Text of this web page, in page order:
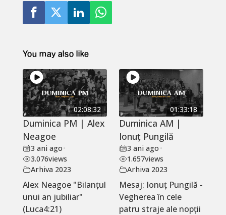
You may also like
02:08:32
Duminica PM | Alex
Neagoe
3 ani ago•
3.076views
Arhiva 2023
Alex Neagoe "Bilanțul
unui an jubiliar"
(Luca4:21)
01:33:18
Duminica AM |
Ionuț Pungilă
3 ani ago •
1.657views
Arhiva 2023
Mesaj: Ionuț Pungilă -
Vegherea în cele
patru straje ale nopții